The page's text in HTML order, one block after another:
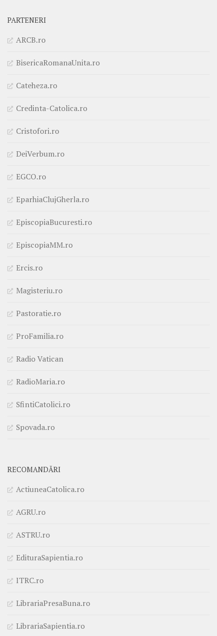
PARTENERI
ARCB.ro
BisericaRomanaUnita.ro
Cateheza.ro
Credinta-Catolica.ro
Cristofori.ro
DeiVerbum.ro
EGCO.ro
EparhiaClujGherla.ro
EpiscopiaBucuresti.ro
EpiscopiaMM.ro
Ercis.ro
Magisteriu.ro
Pastoratie.ro
ProFamilia.ro
Radio Vatican
RadioMaria.ro
SfintiCatolici.ro
Spovada.ro
RECOMANDĂRI
ActiuneaCatolica.ro
AGRU.ro
ASTRU.ro
EdituraSapientia.ro
ITRC.ro
LibrariaPresaBuna.ro
LibrariaSapientia.ro